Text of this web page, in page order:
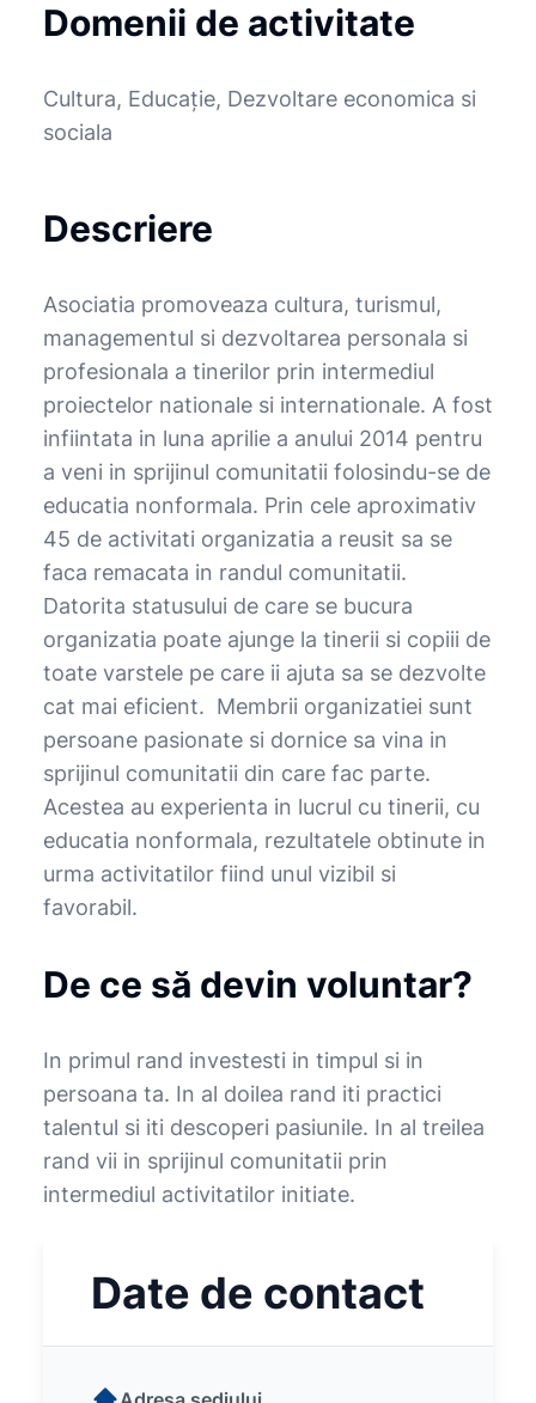
Domenii de activitate
Cultura, Educație, Dezvoltare economica si
sociala
Descriere
Asociatia promoveaza cultura, turismul,
managementul si dezvoltarea personala si
profesionala a tinerilor prin intermediul
proiectelor nationale si internationale. A fost
infiintata in luna aprilie a anului 2014 pentru
a veni in sprijinul comunitatii folosindu-se de
educatia nonformala. Prin cele aproximativ
45 de activitati organizatia a reusit sa se
faca remacata in randul comunitatii.
Datorita statusului de care se bucura
organizatia poate ajunge la tinerii si copiii de
toate varstele pe care ii ajuta sa se dezvolte
cat mai eficient. Membrii organizatiei sunt
persoane pasionate si dornice sa vina in
sprijinul comunitatii din care fac parte.
Acestea au experienta in lucrul cu tinerii, cu
educatia nonformala, rezultatele obtinute in
urma activitatilor fiind unul vizibil si
favorabil.
De ce să devin voluntar?
In primul rand investesti in timpul si in
persoana ta. In al doilea rand iti practici
talentul si iti descoperi pasiunile. In al treilea
rand vii in sprijinul comunitatii prin
intermediul activitatilor initiate.
Date de contact